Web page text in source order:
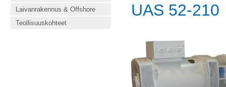
Laivanrakennus & Offshore
Teollisuuskohteet
UAS 52-210